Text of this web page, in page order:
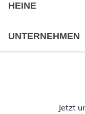
HEINE
UNTERNEHMEN
Jetzt